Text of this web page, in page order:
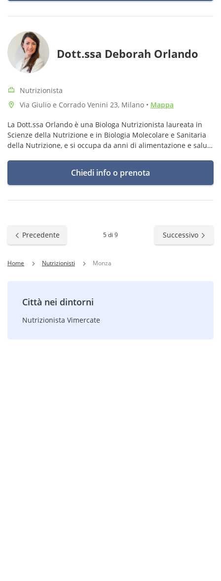
Dott.ssa Deborah Orlando
Nutrizionista
Via Giulio e Corrado Venini 23, Milano • Mappa
La Dott.ssa Orlando è una Biologa Nutrizionista laureata in
Scienze della Nutrizione e in Biologia Molecolare e Sanitaria
della Nutrizione, e si occupa da anni di alimentazione e salute
Chiedi info o prenota
Precedente 5 di 9 Successivo
Home Nutrizionisti Monza
Città nei dintorni
Nutrizionista Vimercate